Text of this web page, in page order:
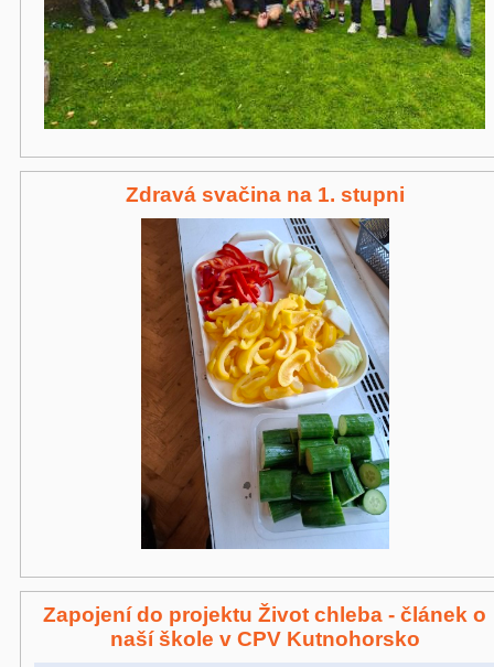
Zdravá svačina na 1. stupni
Zapojení do projektu Život chleba - článek o
naší škole v CPV Kutnohorsko